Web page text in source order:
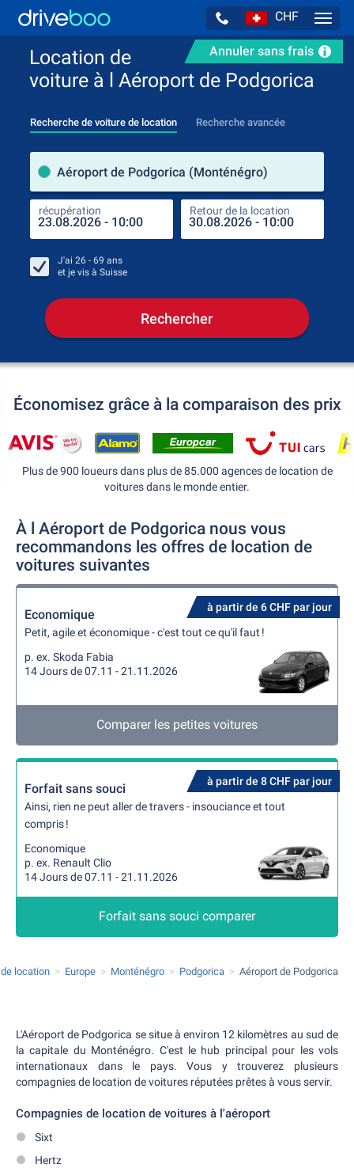
CHF
Annuler sans frais
Location de
voiture à l Aéroport de Podgorica
Recherche de voiture de location Recherche avancée
Aéroport de Podgorica (Monténégro)
récupération Retour de la location
J'ai 26 - 69 ans
et je vis à Suisse
Rechercher
Économisez grâce à la comparaison des prix
Plus de 900 loueurs dans plus de 85.000 agences de location de
voitures dans le monde entier.
À l Aéroport de Podgorica nous vous
recommandons les offres de location de
voitures suivantes
à partir de 6 CHF par jour
Economique
Petit, agile et économique - c'est tout ce qu'il faut !
p. ex. Skoda Fabia
14 Jours de 07.11 - 21.11.2026
Comparer les petites voitures
à partir de 8 CHF par jour
Forfait sans souci
Ainsi, rien ne peut aller de travers - insouciance et tout
compris !
Economique
p. ex. Renault Clio
14 Jours de 07.11 - 21.11.2026
Forfait sans souci comparer
location Europe Monténégro Podgorica Aéroport de Podgorica
L'Aéroport de Podgorica se situe à environ 12 kilomètres au sud de
la capitale du Monténégro. C'est le hub principal pour les vols
internationaux dans le pays. Vous y trouverez plusieurs
compagnies de location de voitures réputées prêtes à vous servir.
Compagnies de location de voitures à l'aéroport
Sixt
Hertz